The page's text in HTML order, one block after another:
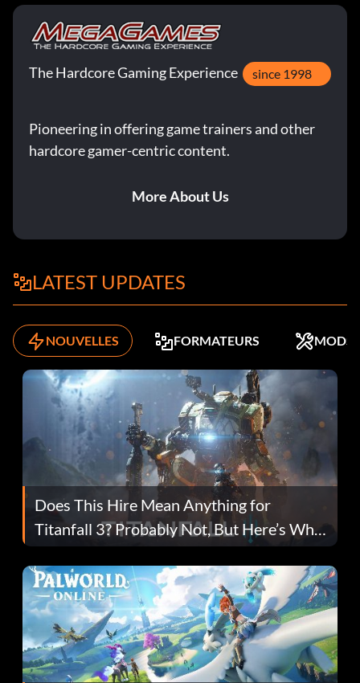
The Hardcore Gaming Experience since 1998
Pioneering in offering game trainers and other
hardcore gamer-centric content.
More About Us
LATEST UPDATES
NOUVELLES FORMATEURS MODS
Does This Hire Mean Anything for
Titanfall 3? Probably Not, But Here’s Why
Fans Are Hopeful